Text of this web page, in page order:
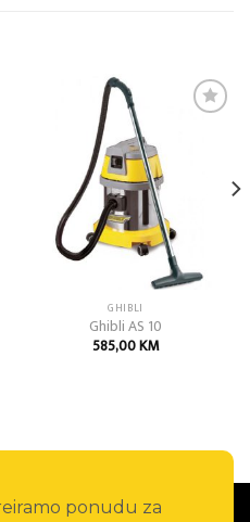
GHIBLI
Ghibli AS 10
585,00KM
ponudu za